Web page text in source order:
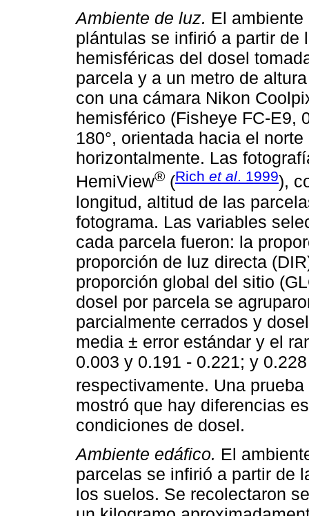
Ambiente de luz. El
plántulas se infirió a partir
hemisféricas del dosel
parcela y a un metro de
con una cámara Nikon
hemisférico (Fisheye FC-E9,
180°, orientada hacia el
horizontalmente. Las
HemiView® (Rich et al. 1999),
longitud, altitud de las
fotograma. Las variables
cada parcela fueron: la
proporción de luz directa
proporción global del sitio
dosel por parcela se
parcialmente cerrados y
media ± error estándar y el
0.003 y 0.191 - 0.221; y
respectivamente. Una
mostró que hay diferencias
condiciones de dosel.
Ambiente edáfico. El
parcelas se infirió a partir de
los suelos. Se recolectaron